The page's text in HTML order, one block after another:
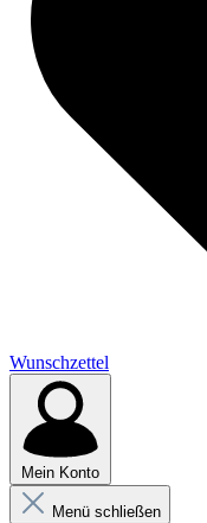
Wunschzettel
Mein Konto
Menü schließen